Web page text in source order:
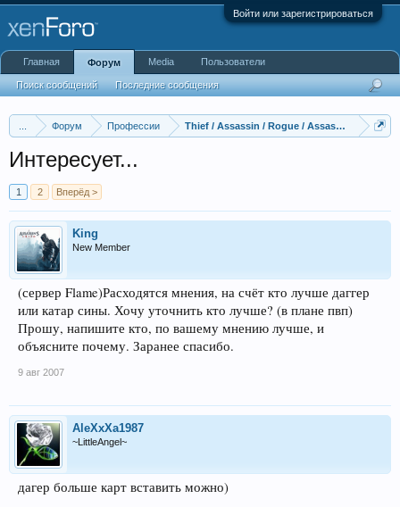
Войти или зарегистрироваться
Форум Профессии
Интересует...
1 2 Вперёд >
King
New Member
(сервер Flame)Расходятся мнения, на счёт кто лучше даггер
или катар сины. Хочу уточнить кто лучше? (в плане пвп)
Прошу, напишите кто, по вашему мнению лучше, и
объясните почему. Заранее спасибо.
9 авг 2007
AleXxXa1987
~LittleAngel~
дагер больше карт вставить можно)
Главная Форум
Поиск сообщений Последние сообщения
Media Пользователи